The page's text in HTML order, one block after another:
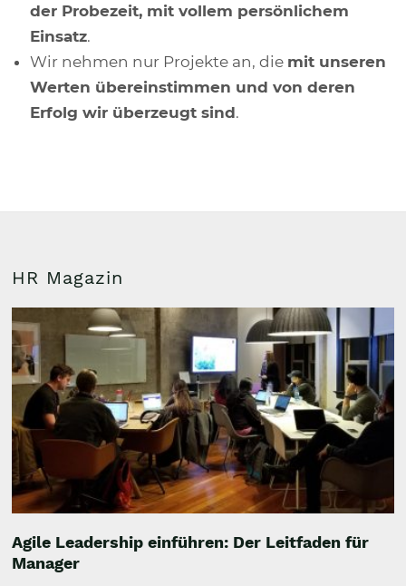
der Probezeit, mit vollem persönlichem
Einsatz.
Wir nehmen nur Projekte an, die mit unseren
Werten übereinstimmen und von deren
Erfolg wir überzeugt sind.
HR Magazin
Agile Leadership einführen: Der Leitfaden für
Manager